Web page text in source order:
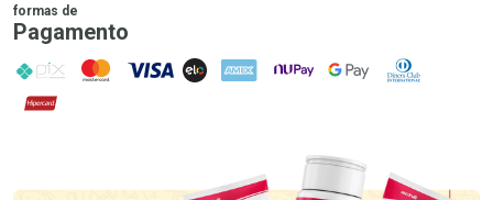
formas de
Pagamento
PIX MasterCard
VISA ELO AMEX NuPay Google PayDiners Club
Hipercard
Promoção em Destaque